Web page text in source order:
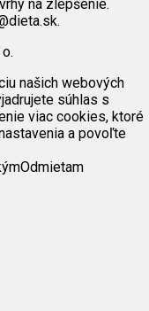
na zlepšenie.
našich webových
súhlas s
viac cookies, ktoré
a povoľte
Odmietam